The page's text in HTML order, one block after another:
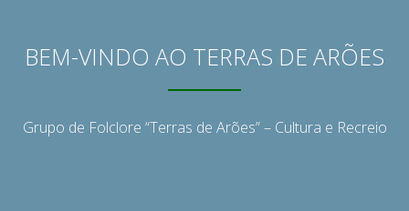
BEM-VINDO AO TERRAS DE ARÕES
Grupo de Folclore “Terras de Arões” – Cultura e Recreio